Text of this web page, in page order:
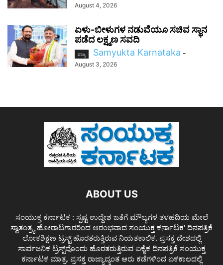
August 4, 2026
ಏಳು-ಬೀಳುಗಳ ನಡುವೆಯೂ ಸಚಿವ ಸ್ಥಾನ
ಪಡೆದ ಲಕ್ಷ್ಮಣ ಸವದಿ
ರಾಜ್ಯ Samyukta Karnataka -
August 3, 2026
ABOUT US
ಸಂಯುಕ್ತ ಕರ್ನಾಟಕ : ಸ್ಪಷ್ಟ ಉದ್ದೇಶ ಜತೆಗೆ ಮೌಲ್ಯಗಳ ತಳಹದಿಯ ಮೇಲೆ
ಸ್ವಾತಂತ್ರ್ಯ ಹೋರಾಟಗಾರರಿಂದ ಆರಂಭವಾದ ಸಂಯುಕ್ತ ಕರ್ನಾಟಕ' ದಿನಪತ್ರಿಕೆ
ಲೋಕಶಿಕ್ಷಣ ಟ್ರಸ್ಟ್ ಹೊರತರುತ್ತಿರುವ ನಿಯತಕಾಲಿಕ. ಪ್ರಸಕ್ತ ದೇಶದಲ್ಲಿ
ಸಾರ್ವಜನಿಕ ಟ್ರಸ್ಟ್‌ವೊಂದು ಹೊರತರುತ್ತಿರುವ ಏಕೈಕ ದಿನಪತ್ರಿಕೆ ಸಂಯುಕ್ತ
ಕರ್ನಾಟಕ ಮಾತ್ರ. ಪ್ರಸಕ್ತ ರಾಜ್ಯಾದ್ಯಂತ ಆರು ಕಡೆಗಳಿಂದ ಏಕಕಾಲದಲ್ಲಿ